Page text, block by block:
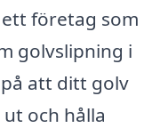
företag som
golvslipning i
att ditt golv
och hålla